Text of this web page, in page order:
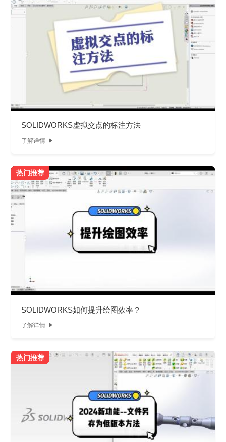
SOLIDWORKS虚拟交点的标注方法
了解详情 
热门推荐
SOLIDWORKS如何提升绘图效率？
了解详情 
热门推荐